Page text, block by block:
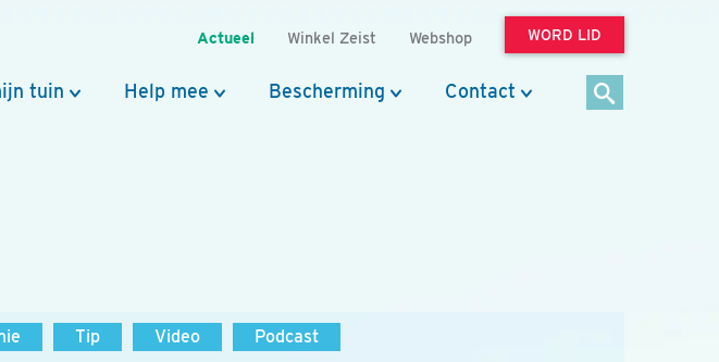
Actueel Winkel Zeist Webshop WORD LID
tuin Help mee Bescherming Contact
Tip Video Podcast